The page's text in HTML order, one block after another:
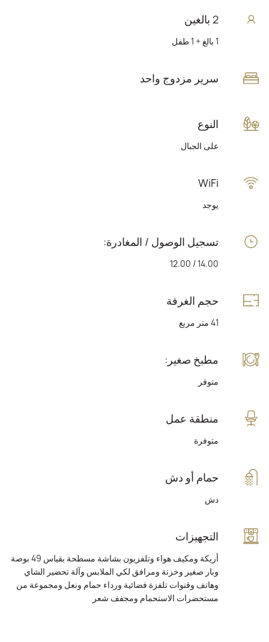
2 بالغين
1 بالغ + 1 طفل
سرير مزدوج واحد
النوع
على الجبال
WiFi
يوجد
تسجيل الوصول / المغادرة:
14.00 / 12.00
حجم الغرفة
41 متر مربع
مطبخ صغير:
متوفر
منطقة عمل
متوفرة
حمام أو دش
دش
التجهيزات
أريكة ومكيف هواء وتلفزيون بشاشة مسطحة بقياس 49 بوصة
وبار صغير وخزنة ومرافق لكي الملابس وآلة تحضير الشاي
وهاتف وقنوات تلفزة فضائية ورداء حمام ونعل ومجموعة من
مستحضرات الاستحمام ومجفف شعر